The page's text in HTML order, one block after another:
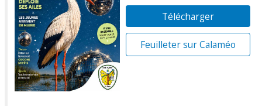
Télécharger
Feuilleter sur Calaméo